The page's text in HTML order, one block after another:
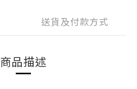
送貨及付款方式
商品描述